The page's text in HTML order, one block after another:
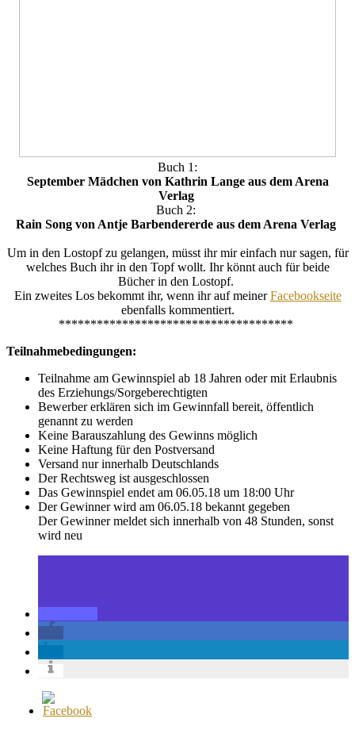
Buch 1:
September Mädchen von Kathrin Lange aus dem Arena
Verlag
Buch 2:
Rain Song von Antje Barbendererde aus dem Arena Verlag
Um in den Lostopf zu gelangen, müsst ihr mir einfach nur sagen, für
welches Buch ihr in den Topf wollt. Ihr könnt auch für beide
Bücher in den Lostopf.
Ein zweites Los bekommt ihr, wenn ihr auf meinerFacebookseite
ebenfalls kommentiert.
*************************************
Teilnahmebedingungen:
Teilnahme am Gewinnspiel ab 18 Jahren oder mit Erlaubnis
des Erziehungs/Sorgeberechtigten
Bewerber erklären sich im Gewinnfall bereit, öffentlich
genannt zu werden
Keine Barauszahlung des Gewinns möglich
Keine Haftung für den Postversand
Versand nur innerhalb Deutschlands
Der Rechtsweg ist ausgeschlossen
Das Gewinnspiel endet am 06.05.18 um 18:00 Uhr
Der Gewinner wird am 06.05.18 bekannt gegeben
Der Gewinner meldet sich innerhalb von 48 Stunden, sonst
wird neu